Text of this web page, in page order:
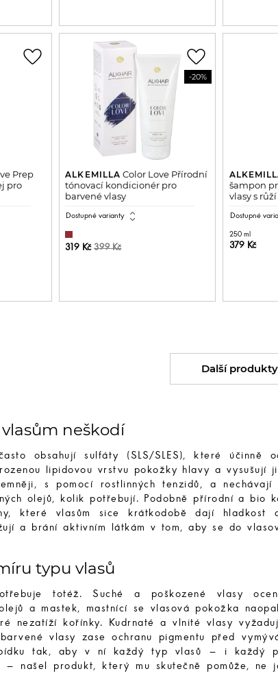
Prep
pro
favorite_border
ALKEMILLA Color Love Přírodní
tónovací kondicionér pro
barvené vlasy
Dostupné varianty expand_all
319 Kč399 Kč
-20%
favorite_border
šampon
vlasy s
Dostupné
250 ml
379 Kč
Další produkty
neškodí
obsahují sulfáty (SLS/SLES), které účinně
lipidovou vrstvu pokožky hlavy a vysušují
s pomocí rostlinných tenzidů, a nechávají
olejů, kolik potřebují. Podobně přírodní a bio
které vlasům sice krátkodobě dají hladkost
a brání aktivním látkám v tom, aby se do
typu vlasů
totéž. Suché a poškozené vlasy
a mastek, mastnící se vlasová pokožka
nezatíží kořínky. Kudrnaté a vlnité vlasy
vlasy zase ochranu pigmentu před
tak, aby v ní každý typ vlasů – i každý
– našel produkt, který mu skutečně pomůže, ne